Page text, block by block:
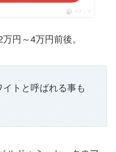
ポチップ
円～4万円前後。
トと呼ばれる事も